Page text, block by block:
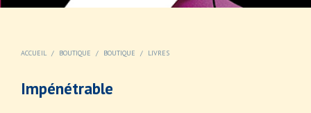
ACCUEIL / BOUTIQUE / BOUTIQUE / LIVRES
Impénétrable